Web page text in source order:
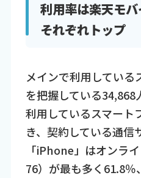
利用率は楽天モ
それぞれトップ
メインで利用している
を把握している34,868
利用しているスマート
き、契約している通信
「iPhone」はオンラ
76）が最も多く61.8